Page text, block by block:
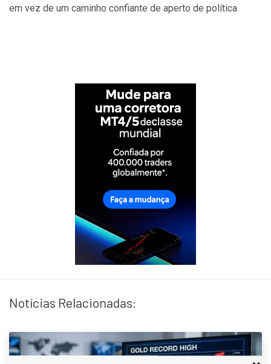
em vez de um caminho confiante de aperto de política.
Notícias Relacionadas: